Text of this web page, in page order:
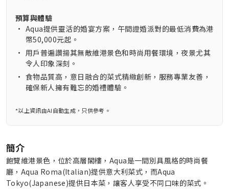
預算與體驗
• Aqua提供靈活的婚宴方案，午間證婚派對的最低消費為港
幣50,000元起。
• 用戶普遍讚揚其無敵維港景色和時尚用餐環境，夜景尤其
令人印象深刻。
• 食物品質高，意日融合的菜式精緻創新，服務專業友善，
確保新人擁有難忘的婚禮體驗。
*以上資訊由AI自動生成，只供參考。
簡介
飽覽維港景色，位於高層閣樓，Aqua是一間別具風格的時尚餐
廳，Aqua Roma(Italian)提供意大利菜式，而Aqua
Tokyo(Japanese)提供日本菜，讓客人享受不同口味的菜式。